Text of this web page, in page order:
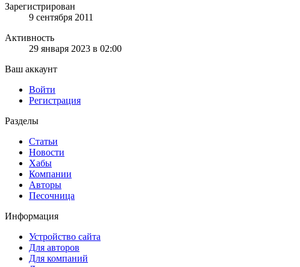
Зарегистрирован
9 сентября 2011
Активность
29 января 2023 в 02:00
Ваш аккаунт
Войти
Регистрация
Разделы
Статьи
Новости
Хабы
Компании
Авторы
Песочница
Информация
Устройство сайта
Для авторов
Для компаний